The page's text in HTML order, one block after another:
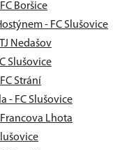
Boršice
- FC Slušovice
Nedašov
Slušovice
Strání
- FC Slušovice
Lhota